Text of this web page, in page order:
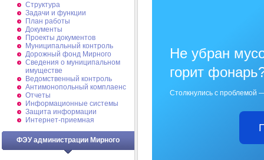
Структура
Задачи и функции
План работы
Документы
Проекты документов
Муниципальный контроль
Дорожный фонд Мирного
Cведения о муниципальном
имуществе
Ведомственный контроль
Антимонопольный комплаенс
Отчеты
Информационные системы
Защита информации
Интернет-приемная
ФЭУ администрации Мирного
Не убран
горит
Столкнулись с проблемой